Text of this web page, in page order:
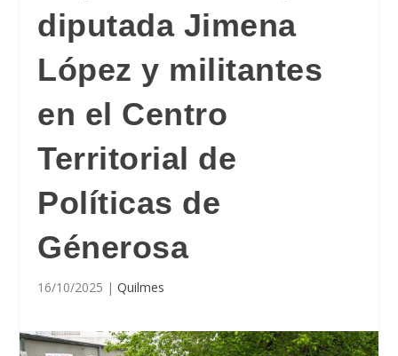
diputada Jimena
López y militantes
en el Centro
Territorial de
Políticas de
Génerosa
16/10/2025 |Quilmes